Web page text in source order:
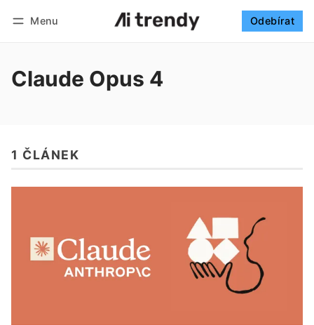
Menu Odebírat
Claude Opus 4
1 ČLÁNEK